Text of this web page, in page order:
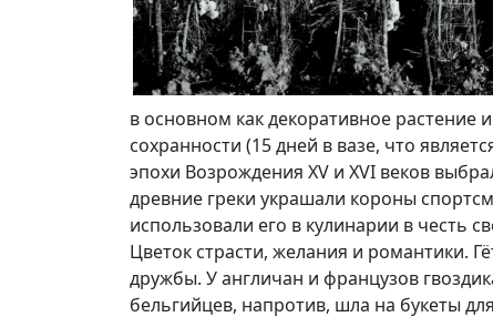
в основном как декоративное растение
сохранности (15 дней в вазе, что
эпохи Возрождения XV и XVI веков
древние греки украшали короны
использовали его в кулинарии в честь
Цветок страсти, желания и романтики.
дружбы. У англичан и французов
бельгийцев, напротив, шла на букеты